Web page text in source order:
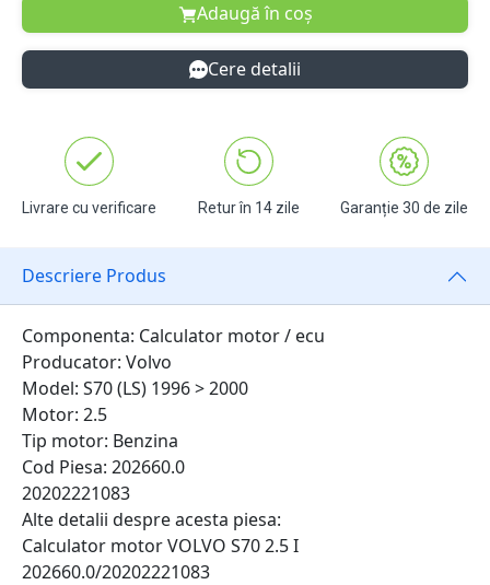
Adaugă în coș
Cere detalii
Livrare cu verificare Retur în 14 zile Garanție 30 de zile
Descriere Produs
Componenta: Calculator motor / ecu
Producator: Volvo
Model: S70 (LS) 1996 > 2000
Motor: 2.5
Tip motor: Benzina
Cod Piesa: 202660.0
20202221083
Alte detalii despre acesta piesa:
Calculator motor VOLVO S70 2.5 I
202660.0/20202221083